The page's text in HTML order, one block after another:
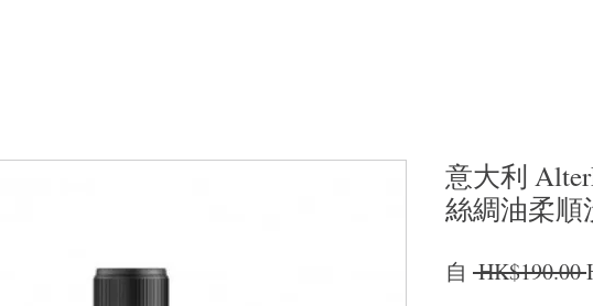
意大利
絲綢油柔順
自 HK$190.00